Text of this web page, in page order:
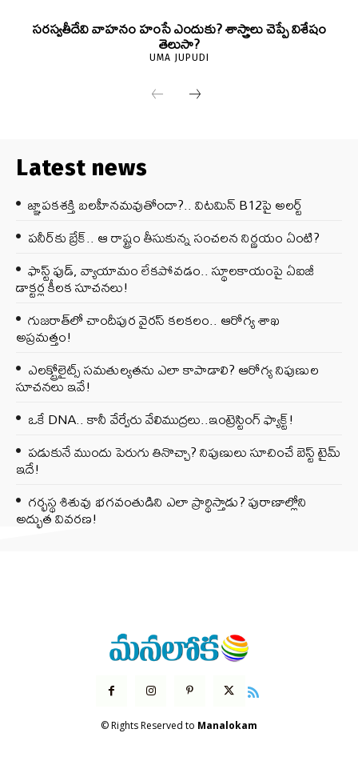
సరస్వతీదేవి వాహనం హంసే ఎందుకు? శాస్త్రాలు చెప్పే విశేషం
తెలుసా?
UMA JUPUDI
Latest news
జ్ఞాపకశక్తి బలహీనమవుతోందా?.. విటమిన్ B12పై అలర్ట్
పనీర్‌కు బ్రేక్.. ఆ రాష్ట్రం తీసుకున్న సంచలన నిర్ణయం ఏంటి?
ఫాస్ట్ ఫుడ్, వ్యాయామం లేకపోవడం.. స్థూలకాయంపై ఏఐజీ
డాక్టర్ల కీలక సూచనలు!
గుజరాత్‌లో చాందీపుర వైరస్ కలకలం.. ఆరోగ్య శాఖ
అప్రమత్తం!
ఎలక్ట్రోలైట్స్ సమతుల్యతను ఎలా కాపాడాలి? ఆరోగ్య నిపుణుల
సూచనలు ఇవే!
ఒకే DNA.. కానీ వేర్వేరు వేలిముద్రలు..ఇంట్రెస్టింగ్ ఫ్యాక్ట్!
పడుకునే ముందు పెరుగు తినొచ్చా? నిపుణులు సూచించే బెస్ట్ టైమ్
ఇదే!
గర్భస్థ శిశువు భగవంతుడిని ఎలా ప్రార్థిస్తాడు? పురాణాల్లోని
అద్భుత వివరణ!
© Rights Reserved to Manalokam